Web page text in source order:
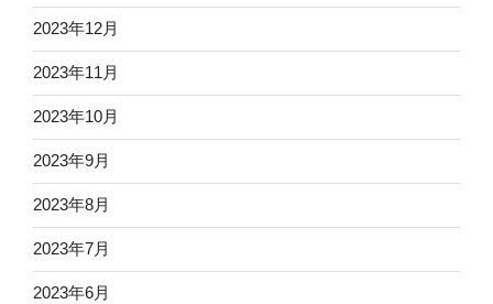
2023年12月
2023年11月
2023年10月
2023年9月
2023年8月
2023年7月
2023年6月